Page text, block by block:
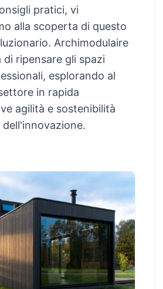
pratici, vi
alla scoperta di questo
Archimodulaire
ripensare gli spazi
esplorando al
in rapida
agilità e sostenibilità